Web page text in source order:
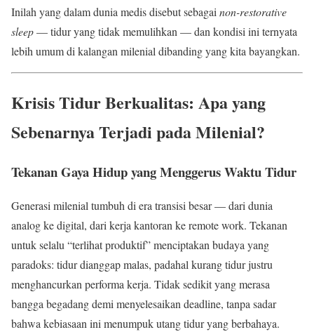
Inilah yang dalam dunia medis disebut sebagai non-restorative
sleep— tidur yang tidak memulihkan — dan kondisi ini ternyata
lebih umum di kalangan milenial dibanding yang kita bayangkan.
Krisis Tidur Berkualitas: Apa yang
Sebenarnya Terjadi pada Milenial?
Tekanan Gaya Hidup yang Menggerus Waktu Tidur
Generasi milenial tumbuh di era transisi besar — dari dunia
analog ke digital, dari kerja kantoran ke remote work. Tekanan
untuk selalu “terlihat produktif” menciptakan budaya yang
paradoks: tidur dianggap malas, padahal kurang tidur justru
menghancurkan performa kerja. Tidak sedikit yang merasa
bangga begadang demi menyelesaikan deadline, tanpa sadar
bahwa kebiasaan ini menumpuk utang tidur yang berbahaya.